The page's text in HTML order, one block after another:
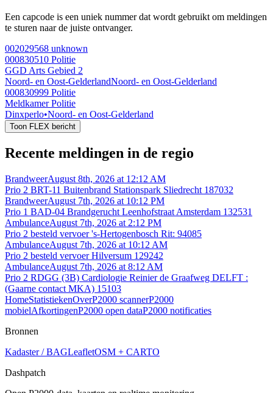
Een capcode is een uniek nummer dat wordt gebruikt om meldingen
te sturen naar de juiste ontvanger.
002029568 unknown
000830510 Politie
GGD Arts Gebied 2
Noord- en Oost-GelderlandNoord- en Oost-Gelderland
000830999 Politie
Meldkamer Politie
Dinxperlo•Noord- en Oost-Gelderland
Toon FLEX bericht
Recente meldingen in de regio
BrandweerAugust 8th, 2026 at 12:12 AM
Prio 2 BRT-11 Buitenbrand Stationspark Sliedrecht 187032
BrandweerAugust 7th, 2026 at 10:12 PM
Prio 1 BAD-04 Brandgerucht Leenhofstraat Amsterdam 132531
AmbulanceAugust 7th, 2026 at 2:12 PM
Prio 2 besteld vervoer 's-Hertogenbosch Rit: 94085
AmbulanceAugust 7th, 2026 at 10:12 AM
Prio 2 besteld vervoer Hilversum 129242
AmbulanceAugust 7th, 2026 at 8:12 AM
Prio 2 RDGG (3B) Cardiologie Reinier de Graafweg DELFT :
(Gaarne contact MKA) 15103
HomeStatistiekenOverP2000 scannerP2000
mobielAfkortingenP2000 open dataP2000 notificaties
Bronnen
Kadaster / BAGLeafletOSM + CARTO
Dashpatch